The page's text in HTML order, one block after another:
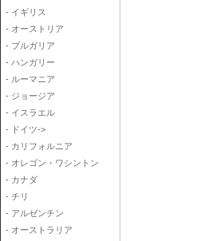
- イギリス
- オーストリア
- ブルガリア
- ハンガリー
- ルーマニア
- ジョージア
- イスラエル
- ドイツ->
- カリフォルニア
- オレゴン・ワシントン
- カナダ
- チリ
- アルゼンチン
- オーストラリア